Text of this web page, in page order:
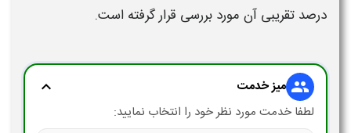
درصد تقریبی آن مورد بررسی قرار گرفته است.
group میز خدمت expand_more
لطفا خدمت مورد نظر خود را انتخاب نمایید: